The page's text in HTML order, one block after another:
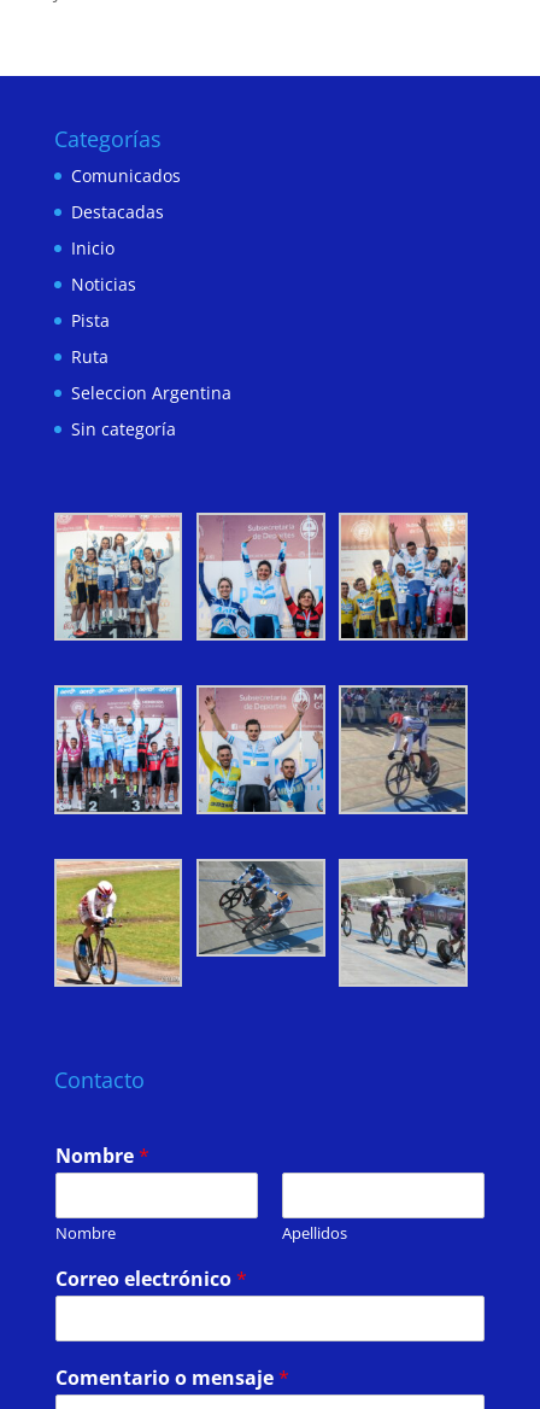
Categorías
Comunicados
Destacadas
Inicio
Noticias
Pista
Ruta
Seleccion Argentina
Sin categoría
Contacto
Nombre*
Nombre Apellidos
Correo electrónico*
Comentario o mensaje*